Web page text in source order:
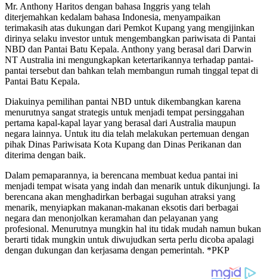
Mr. Anthony Haritos dengan bahasa Inggris yang telah
diterjemahkan kedalam bahasa Indonesia, menyampaikan
terimakasih atas dukungan dari Pemkot Kupang yang mengijinkan
dirinya selaku investor untuk mengembangkan pariwisata di Pantai
NBD dan Pantai Batu Kepala. Anthony yang berasal dari Darwin
NT Australia ini mengungkapkan ketertarikannya terhadap pantai-
pantai tersebut dan bahkan telah membangun rumah tinggal tepat di
Pantai Batu Kepala.
Diakuinya pemilihan pantai NBD untuk dikembangkan karena
menurutnya sangat strategis untuk menjadi tempat persinggahan
pertama kapal-kapal layar yang berasal dari Australia maupun
negara lainnya. Untuk itu dia telah melakukan pertemuan dengan
pihak Dinas Pariwisata Kota Kupang dan Dinas Perikanan dan
diterima dengan baik.
Dalam pemaparannya, ia berencana membuat kedua pantai ini
menjadi tempat wisata yang indah dan menarik untuk dikunjungi. Ia
berencana akan menghadirkan berbagai suguhan atraksi yang
menarik, menyiapkan makanan-makanan eksotis dari berbagai
negara dan menonjolkan keramahan dan pelayanan yang
profesional. Menurutnya mungkin hal itu tidak mudah namun bukan
berarti tidak mungkin untuk diwujudkan serta perlu dicoba apalagi
dengan dukungan dan kerjasama dengan pemerintah. *PKP